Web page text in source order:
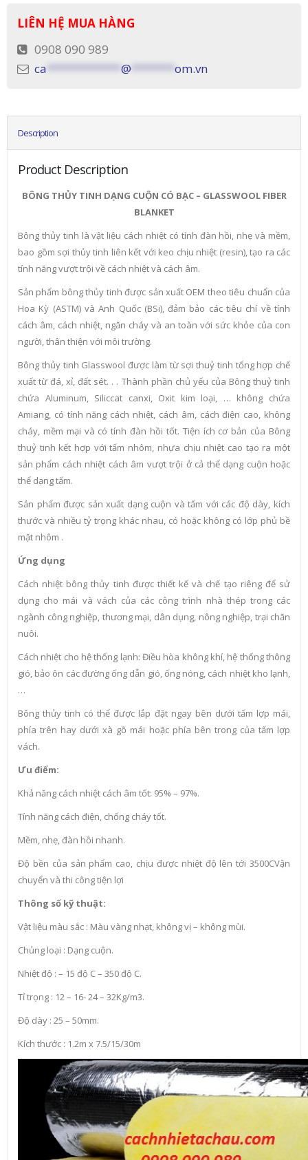
LIÊN HỆ MUA HÀNG
0908 090 989
ca
@ om.vn
Description
Product Description
BÔNG THỦY TINH DẠNG CUỘN CÓ BẠC – GLASSWOOL FIBER
BLANKET
Bông thủy tinh là vật liệu cách nhiệt có tính đàn hồi, nhẹ và mềm,
bao gồm sợi thủy tinh liên kết với keo chịu nhiệt (resin), tạo ra các
tính năng vượt trội về cách nhiệt và cách âm.
Sản phẩm bông thủy tinh được sản xuất OEM theo tiêu chuẩn của
Hoa Kỳ (ASTM) và Anh Quốc (BSi), đảm bảo các tiêu chí về tính
cách âm, cách nhiệt, ngăn cháy và an toàn với sức khỏe của con
người, thân thiện với môi trường.
Bông thủy tinh Glasswool được làm từ sợi thuỷ tinh tổng hợp chế
xuất từ đá, xỉ, đất sét. . . Thành phần chủ yếu của Bông thuỷ tinh
chứa Aluminum, Siliccat canxi, Oxit kim loại, … không chứa
Amiang, có tính năng cách nhiệt, cách âm, cách điện cao, không
cháy, mềm mại và có tính đàn hồi tốt. Tiện ích cơ bản của Bông
thuỷ tinh kết hợp với tấm nhôm, nhựa chịu nhiệt cao tạo ra một
sản phẩm cách nhiệt cách âm vượt trội ở cả thể dạng cuộn hoặc
thể dạng tấm.
Sản phẩm được sản xuất dạng cuộn và tấm với các độ dày, kích
thước và nhiều tỷ trọng khác nhau, có hoặc không có lớp phủ bề
mặt nhôm .
Ứng dụng
Cách nhiệt bông thủy tinh được thiết kế và chế tạo riêng để sử
dụng cho mái và vách của các công trình nhà thép trong các
ngành công nghiệp, thương mại, dân dụng, nông nghiệp, trại chăn
nuôi.
Cách nhiệt cho hệ thống lạnh: Điều hòa không khí, hệ thống thông
gió, bảo ôn các đường ống dẫn gió, ống nóng, cách nhiệt kho lạnh,
…
Bông thủy tinh có thể được lắp đặt ngay bên dưới tấm lợp mái,
phía trên hay dưới xà gồ mái hoặc phía bên trong của tấm lợp
vách.
Ưu điểm:
Khả năng cách nhiệt cách âm tốt: 95% – 97%.
Tính năng cách điện, chống cháy tốt.
Mềm, nhẹ, đàn hồi nhanh.
Độ bền của sản phẩm cao, chịu được nhiệt độ lên tới 3500CVận
chuyển và thi công tiện lợi
Thông số kỹ thuật:
Vật liệu màu sắc : Màu vàng nhạt, không vị – không mùi.
Chủng loại : Dạng cuộn.
Nhiệt độ : – 15 độ C – 350 độ C.
Tỉ trọng : 12 – 16- 24 – 32Kg/m3.
Độ dày : 25 – 50mm.
Kích thước : 1.2m x 7.5/15/30m